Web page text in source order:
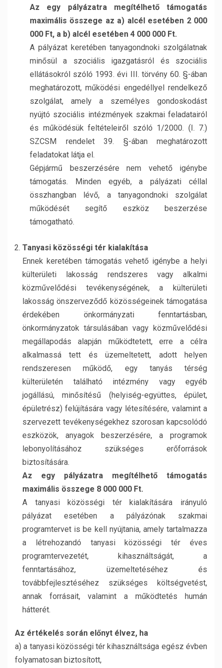
Az egy pályázatra megítélhető támogatás
maximális összege az a) alcél esetében 2 000
000 Ft, a b) alcél esetében 4 000 000 Ft.
A pályázat keretében tanyagondnoki szolgálatnak
minősül a szociális igazgatásról és szociális
ellátásokról szóló 1993. évi III. törvény 60. §-ában
meghatározott, működési engedéllyel rendelkező
szolgálat, amely a személyes gondoskodást
nyújtó szociális intézmények szakmai feladatairól
és működésük feltételeiről szóló 1/2000. (I. 7.)
SZCSM rendelet 39. §-ában meghatározott
feladatokat látja el.
Gépjármű beszerzésére nem vehető igénybe
támogatás. Minden egyéb, a pályázati céllal
összhangban lévő, a tanyagondnoki szolgálat
működését segítő eszköz beszerzése
támogatható.
Tanyasi közösségi tér kialakítása
Ennek keretében támogatás vehető igénybe a helyi
külterületi lakosság rendszeres vagy alkalmi
közművelődési tevékenységének, a külterületi
lakosság önszerveződő közösségeinek támogatása
érdekében önkormányzati fenntartásban,
önkormányzatok társulásában vagy közművelődési
megállapodás alapján működtetett, erre a célra
alkalmassá tett és üzemeltetett, adott helyen
rendszeresen működő, egy tanyás térség
külterületén található intézmény vagy egyéb
jogállású, minősítésű (helyiség-együttes, épület,
épületrész) felújítására vagy létesítésére, valamint a
szervezett tevékenységekhez szorosan kapcsolódó
eszközök, anyagok beszerzésére, a programok
lebonyolításához szükséges erőforrások
biztosítására.
Az egy pályázatra megítélhető támogatás
maximális összege 8 000 000 Ft.
A tanyasi közösségi tér kialakítására irányuló
pályázat esetében a pályázónak szakmai
programtervet is be kell nyújtania, amely tartalmazza
a létrehozandó tanyasi közösségi tér éves
programtervezetét, kihasználtságát, a
fenntartásához, üzemeltetéséhez és
továbbfejlesztéséhez szükséges költségvetést,
annak forrásait, valamint a működtetés humán
hátterét.
Az értékelés során előnyt élvez, ha
a) a tanyasi közösségi tér kihasználtsága egész évben
folyamatosan biztosított,